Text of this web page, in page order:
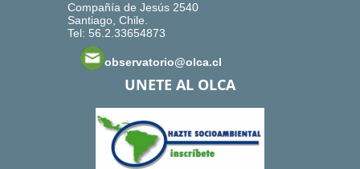
Compañía de Jesús 2540
Santiago, Chile.
Tel: 56.2.33654873
observatorio@olca.cl
UNETE AL OLCA